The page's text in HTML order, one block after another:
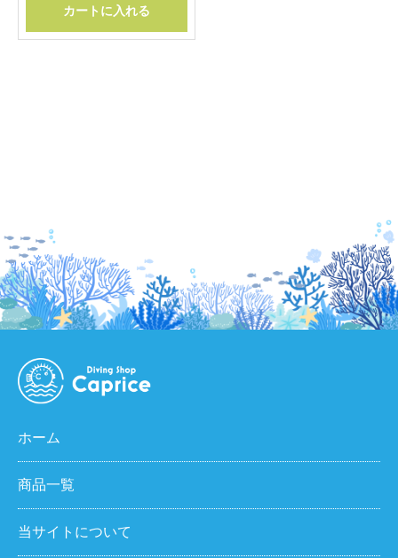
カートに入れる
ホーム
商品一覧
当サイトについて